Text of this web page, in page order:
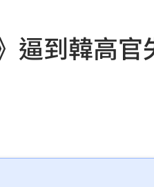
逼到韓高